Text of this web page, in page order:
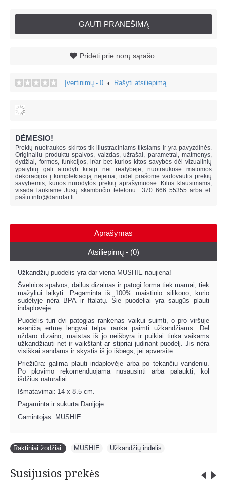
GAUTI PRANEŠIMĄ
Pridėti prie norų sąrašo
Įvertinimų - 0 • Rašyti atsiliepimą
DĖMESIO!
Prekių nuotraukos skirtos tik iliustraciniams tikslams ir yra pavyzdinės.
Originalių produktų spalvos, vaizdas, užrašai, parametrai, matmenys,
dydžiai, formos, funkcijos, ir/ar bet kurios kitos savybės dėl vizualinių
ypatybių gali atrodyti kitaip nei realybėje, nuotraukose matomos
dekoracijos į komplektaciją neįeina, todėl prašome vadovautis prekių
savybėmis, kurios nurodytos prekių aprašymuose. Kilus klausimams,
visada laukiame Jūsų skambučio telefonu +370 666 55355 arba el.
paštu info@darirdar.lt.
Aprašymas
Atsiliepimų - (0)
Užkandžių puodelis yra dar viena MUSHIE naujiena!
Švelnios spalvos, dailus dizainas ir patogi forma tiek mamai, tiek
mažyliui laikyti. Pagaminta iš 100% maistinio silikono, kurio
sudėtyje nėra BPA ir ftalatų. Šie puodeliai yra saugūs plauti
indaplovėje.
Puodelis turi dvi patogias rankenas vaikui suimti, o pro viršuje
esančią ertmę lengvai telpa ranka paimti užkandžiams. Dėl
uždaro dizaino, maistas iš jo neišbyra ir puikiai tinka vaikams
užkandžiauti net ir vaikštant ar stipriai judinant puodelį. Jis nėra
visiškai sandarus ir skystis iš jo išbėgs, jei apversite.
Priežiūra: galima plauti indaplovėje arba po tekančiu vandeniu.
Po plovimo rekomenduojama nusausinti arba palaukti, kol
išdžius natūraliai.
Išmatavimai: 14 x 8.5 cm.
Pagaminta ir sukurta Danijoje.
Gamintojas: MUSHIE.
Raktiniai žodžiai: MUSHIE Užkandžių indelis
Susijusios prekės